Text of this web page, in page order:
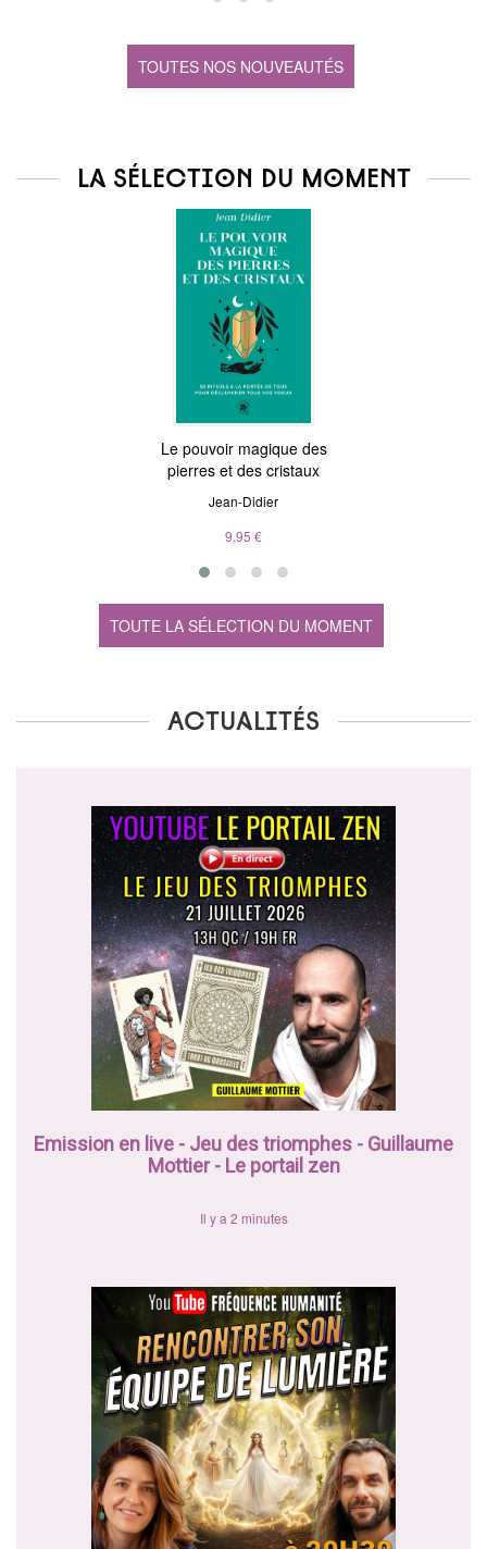
TOUTES NOS NOUVEAUTÉS
La sélection du moment
Le pouvoir magique des
pierres et des cristaux
Jean-Didier
9,95 €
TOUTE LA SÉLECTION DU MOMENT
Actualités
Emission en live - Jeu des triomphes - Guillaume
Mottier - Le portail zen
Il y a 2 minutes